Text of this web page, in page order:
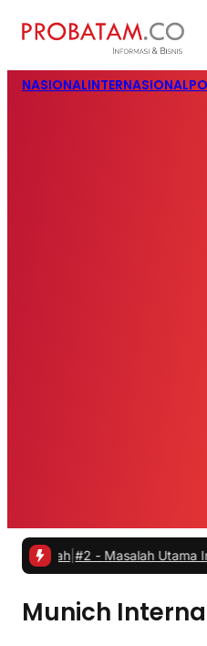
NASIONALINTERNASIONAL
| #2 -Masalah Utama
Munich